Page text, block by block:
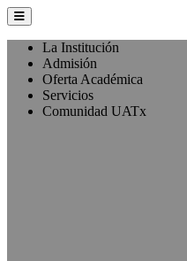
La Institución
Admisión
Oferta Académica
Servicios
Comunidad UATx